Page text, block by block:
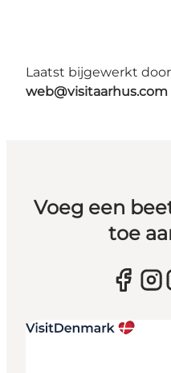
Laatst bijgewerkt
web@visitaarhus.com
Voeg een
toe